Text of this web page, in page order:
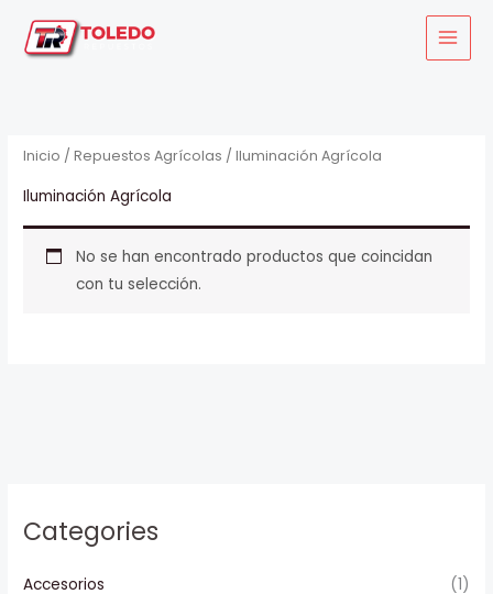
Categories
Accesorios
(1)
Inicio /Repuestos Agrícolas / Iluminación Agrícola
Iluminación Agrícola
No se han encontrado productos que coincidan
con tu selección.